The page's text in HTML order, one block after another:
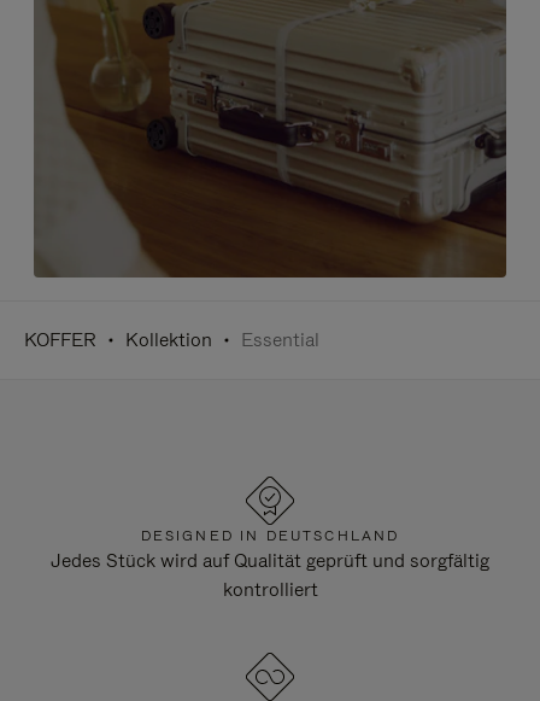
KOFFER Kollektion Essential
DESIGNED IN DEUTSCHLAND
Jedes Stück wird auf Qualität geprüft und sorgfältig
kontrolliert